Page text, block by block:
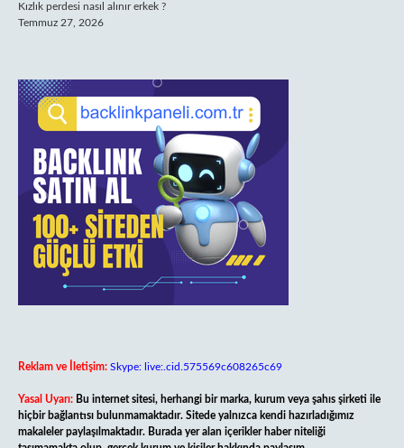
Kızlık perdesi nasıl alınır erkek ?
Temmuz 27, 2026
Reklam ve İletişim: Skype: live:.cid.575569c608265c69
Yasal Uyarı: Bu internet sitesi, herhangi bir marka, kurum veya şahıs şirketi ile
hiçbir bağlantısı bulunmamaktadır. Sitede yalnızca kendi hazırladığımız
makaleler paylaşılmaktadır. Burada yer alan içerikler haber niteliği